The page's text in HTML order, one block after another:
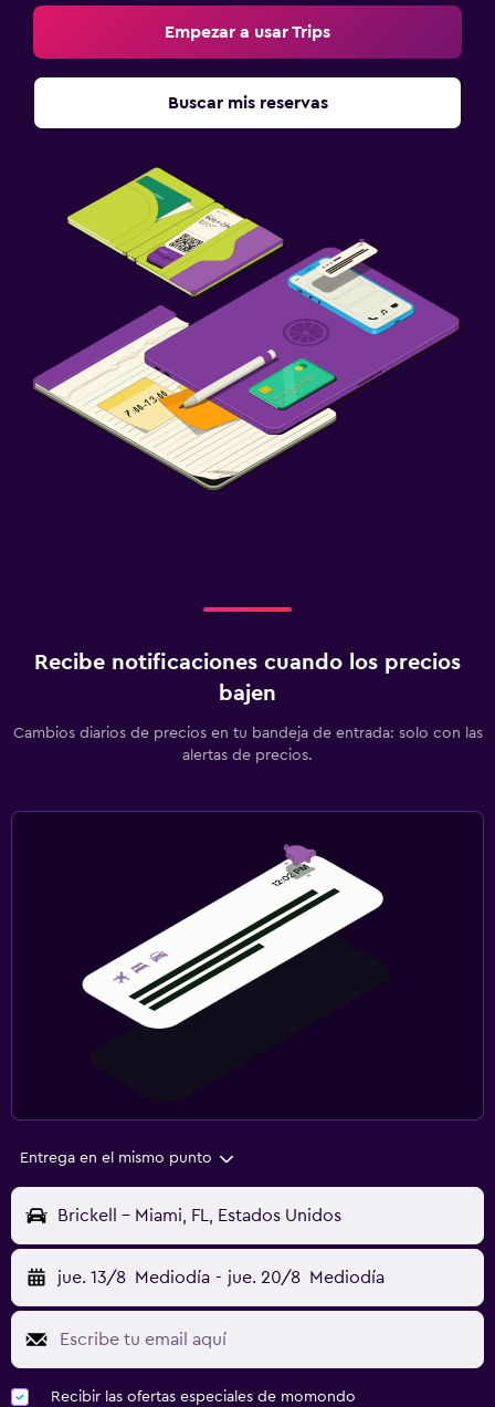
Empezar a usar Trips
Buscar mis reservas
Recibe notificaciones cuando los precios
bajen
Cambios diarios de precios en tu bandeja de entrada: solo con las
alertas de precios.
Entrega en el mismo punto
Brickell - Miami, FL, Estados Unidos
jue. 13/8 Mediodía - jue. 20/8 Mediodía
Recibir las ofertas especiales de momondo